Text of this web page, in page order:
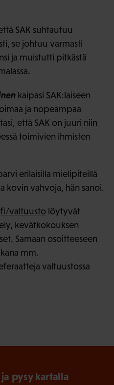
SAK suhtautuu
se johtuu varmasti
ja muistutti pitkästä
kaipasi SAK:laiseen
ja nopeampaa
että SAK on juuri niin
toimivien ihmisten
erilaisilla mielipiteillä
kovin vahvoja, hän sanoi.
valtuusto löytyvät
kevätkokouksen
Samaan osoitteeseen
mm.
valtuustossa
pysy kartalla